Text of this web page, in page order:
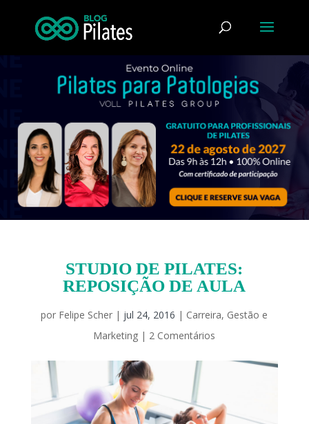
STUDIO DE PILATES:
REPOSIÇÃO DE AULA
por Felipe Scher | jul 24, 2016 | Carreira, Gestão e
Marketing | 2 Comentários